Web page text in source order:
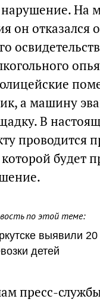
На
он отказался
а машину
В
проводится
будет
по этой теме:
выявили
детей
пресс-